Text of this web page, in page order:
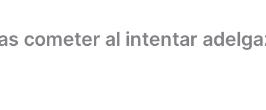
cometer al intentar